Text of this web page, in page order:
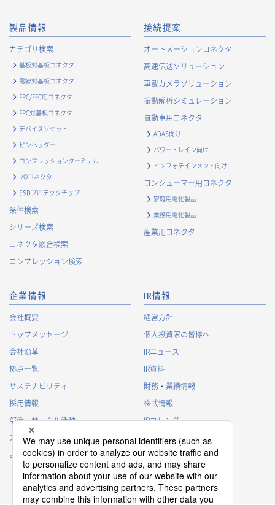
製品情報
カテゴリ検索
基板対基板コネクタ
電線対基板コネクタ
FPC/FFC用コネクタ
FPC対基板コネクタ
デバイスソケット
ピンヘッダー
コンプレッションターミナル
I/Oコネクタ
ESDプロテクタチップ
条件検索
シリーズ検索
コネクタ嵌合検索
コンプレッション検索
接続提案
オートメーションコネクタ
高速伝送ソリューション
車載カメラソリューション
振動解析シミュレーション
自動車用コネクタ
ADAS向け
パワートレイン向け
インフォテインメント向け
コンシューマー用コネクタ
家庭用電化製品
業務用電化製品
産業用コネクタ
企業情報
会社概要
トップメッセージ
会社沿革
拠点一覧
サステナビリティ
採用情報
部活・サークル活動
スポンサー活動
お問い合わせ
IR情報
経営方針
個人投資家の皆様へ
IRニュース
IR資料
財務・業績情報
株式情報
IRカレンダー
IRに関するよくあるご質問
IRポリシー
免責事項